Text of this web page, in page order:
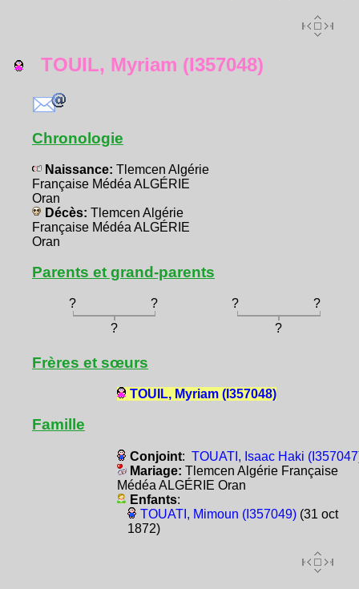
TOUIL, Myriam (I357048)
Chronologie
Naissance: Tlemcen Algérie
Française Médéa ALGÉRIE
Oran
Décès: Tlemcen Algérie
Française Médéa ALGÉRIE
Oran
Parents et grand-parents
? ? ?
?
?
?
Frères et sœurs
TOUIL, Myriam (I357048)
Famille
Conjoint: TOUATI, Isaac Haki
Mariage: Tlemcen Algérie Française
Médéa ALGÉRIE Oran
Enfants:
TOUATI, Mimoun (I357049)(31 oct
1872)